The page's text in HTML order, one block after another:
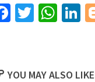
Facebook
Twitter
YOU MAY ALSO